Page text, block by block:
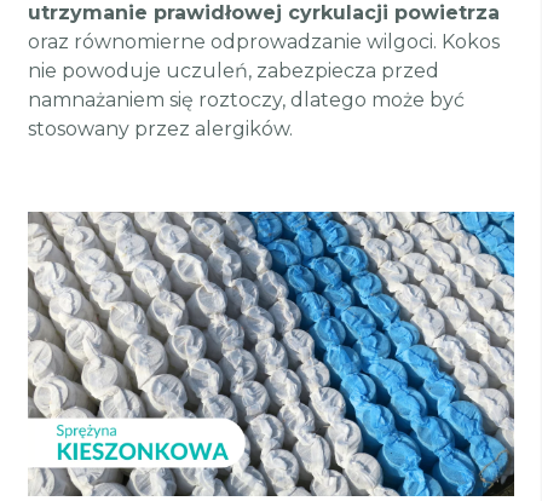
utrzymanie prawidłowej cyrkulacji powietrza
oraz równomierne odprowadzanie wilgoci. Kokos
nie powoduje uczuleń, zabezpiecza przed
namnażaniem się roztoczy, dlatego może być
stosowany przez alergików.